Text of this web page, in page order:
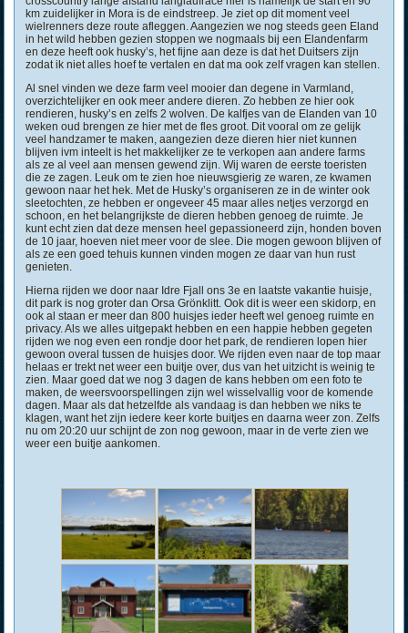
km zuidelijker in Mora is de eindstreep. Je ziet op dit moment veel
wielrenners deze route afleggen. Aangezien we nog steeds geen Eland
in het wild hebben gezien stoppen we nogmaals bij een Elandenfarm
en deze heeft ook husky’s, het fijne aan deze is dat het Duitsers zijn
zodat ik niet alles hoef te vertalen en dat ma ook zelf vragen kan stellen.
Al snel vinden we deze farm veel mooier dan degene in Varmland,
overzichtelijker en ook meer andere dieren. Zo hebben ze hier ook
rendieren, husky’s en zelfs 2 wolven. De kalfjes van de Elanden van 10
weken oud brengen ze hier met de fles groot. Dit vooral om ze gelijk
veel handzamer te maken, aangezien deze dieren hier niet kunnen
blijven ivm inteelt is het makkelijker ze te verkopen aan andere farms
als ze al veel aan mensen gewend zijn. Wij waren de eerste toeristen
die ze zagen. Leuk om te zien hoe nieuwsgierig ze waren, ze kwamen
gewoon naar het hek. Met de Husky’s organiseren ze in de winter ook
sleetochten, ze hebben er ongeveer 45 maar alles netjes verzorgd en
schoon, en het belangrijkste de dieren hebben genoeg de ruimte. Je
kunt echt zien dat deze mensen heel gepassioneerd zijn, honden boven
de 10 jaar, hoeven niet meer voor de slee. Die mogen gewoon blijven of
als ze een goed tehuis kunnen vinden mogen ze daar van hun rust
genieten.
Hierna rijden we door naar Idre Fjall ons 3e en laatste vakantie huisje,
dit park is nog groter dan Orsa Grönklitt. Ook dit is weer een skidorp, en
ook al staan er meer dan 800 huisjes ieder heeft wel genoeg ruimte en
privacy. Als we alles uitgepakt hebben en een happie hebben gegeten
rijden we nog even een rondje door het park, de rendieren lopen hier
gewoon overal tussen de huisjes door. We rijden even naar de top maar
helaas er trekt net weer een buitje over, dus van het uitzicht is weinig te
zien. Maar goed dat we nog 3 dagen de kans hebben om een foto te
maken, de weersvoorspellingen zijn wel wisselvallig voor de komende
dagen. Maar als dat hetzelfde als vandaag is dan hebben we niks te
klagen, want het zijn iedere keer korte buitjes en daarna weer zon. Zelfs
nu om 20:20 uur schijnt de zon nog gewoon, maar in de verte zien we
weer een buitje aankomen.